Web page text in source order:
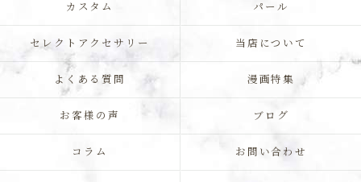
カスタム パール
セレクトアクセサリー 当店について
よくある質問 漫画特集
お客様の声 ブログ
コラム お問い合わせ